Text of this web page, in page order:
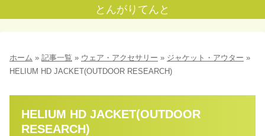
とんがりてんと
ホーム » 記事一覧 » ウェア・アクセサリー » ジャケット・アウター »
HELIUM HD JACKET(OUTDOOR RESEARCH)
HELIUM HD JACKET(OUTDOOR
RESEARCH)